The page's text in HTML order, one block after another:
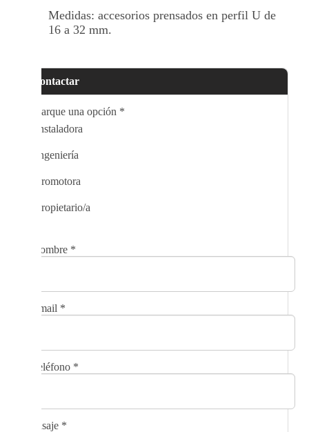
Medidas: accesorios prensados en perfil U de
16 a 32 mm.
Contactar
Marque una opción *
Instaladora
Ingeniería
Promotora
Propietario/a
Nombre *
Email *
Teléfono *
Mensaje *